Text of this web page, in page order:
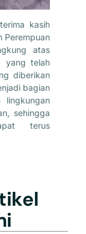
kasih
Perempuan
atas
yang telah
diberikan
bagian
lingkungan
sehingga
terus